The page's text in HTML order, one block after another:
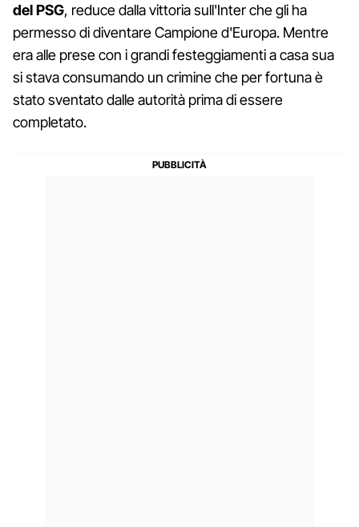
del PSG, reduce dalla vittoria sull'Inter che gli ha
permesso di diventare Campione d'Europa. Mentre
era alle prese con i grandi festeggiamenti a casa sua
si stava consumando un crimine che per fortuna è
stato sventato dalle autorità prima di essere
completato.